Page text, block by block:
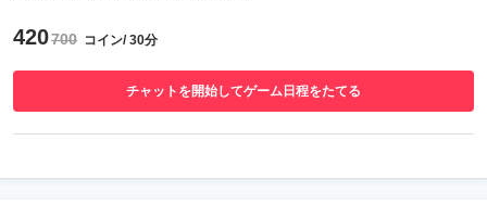
420700 コイン/ 30分
チャットを開始してゲーム日程をたてる